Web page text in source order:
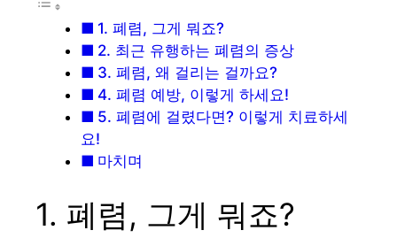
1. 폐렴, 그게 뭐죠?
2. 최근 유행하는 폐렴의 증상
3. 폐렴, 왜 걸리는 걸까요?
4. 폐렴 예방, 이렇게 하세요!
5. 폐렴에 걸렸다면? 이렇게 치료하세
요!
마치며
1. 폐렴, 그게 뭐죠?